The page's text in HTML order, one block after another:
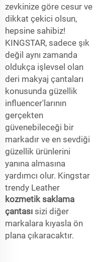
zevkinize göre cesur ve
dikkat çekici olsun,
hepsine sahibiz!
KINGSTAR, sadece şık
değil aynı zamanda
oldukça işlevsel olan
deri makyaj çantaları
konusunda güzellik
influencer'larının
gerçekten
güvenebileceği bir
markadır ve en sevdiği
güzellik ürünlerini
yanına almasına
yardımcı olur. Kingstar
trendy Leather
kozmetik saklama
çantası sizi diğer
markalara kıyasla ön
plana çıkaracaktır.